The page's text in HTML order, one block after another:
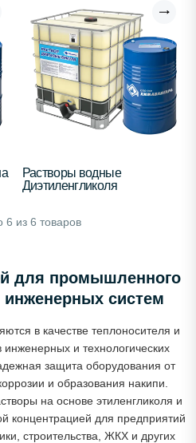
Растворы водные
Диэтиленгликоля
6 из 6 товаров
для промышленного
систем
в качестве теплоносителя и
и технологических
защита оборудования от
и образования накипи.
на основе этиленгликоля и
концентрацией для предприятий
строительства, ЖКХ и других